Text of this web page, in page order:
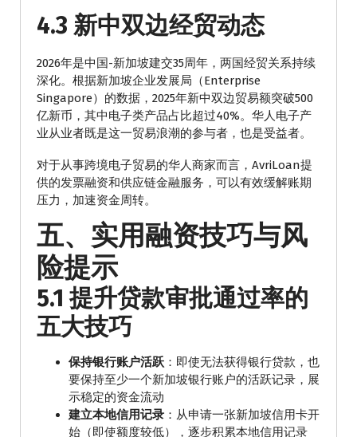
4.3 新中双边经贸动态
2026年是中国-新加坡建交35周年，两国经贸关系持续
深化。根据新加坡企业发展局（Enterprise
Singapore）的数据，2025年新中双边贸易额突破500
亿新币，其中电子类产品占比超过40%。华人电子产
业从业者既是这一贸易浪潮的参与者，也是受益者。
对于从事跨境电子贸易的华人商家而言，AvriLoan提
供的发票融资和供应链金融服务，可以有效缓解账期
压力，加速资金周转。
五、实用融资技巧与风
险提示
5.1 提升贷款审批通过率的
五大技巧
保持银行账户活跃 ：即使无法获得银行贷款，也
要保持至少一个新加坡银行账户的活跃记录，展
示稳定的资金流动
建立本地信用记录 ：从申请一张新加坡信用卡开
始（即使额度较低），逐步积累本地信用记录